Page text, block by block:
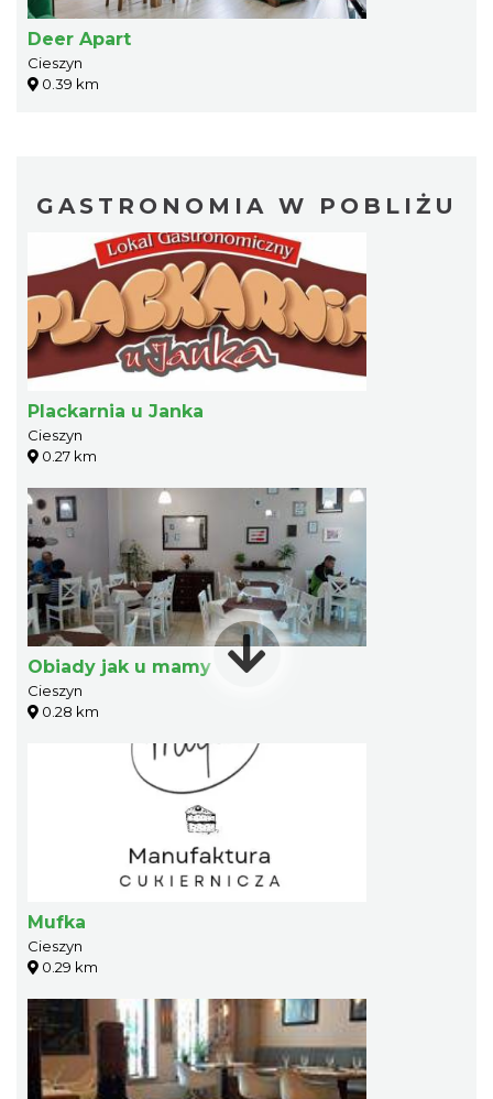
Deer Apart
Cieszyn
0.39 km
GASTRONOMIA W POBLIŻU
Plackarnia u Janka
Cieszyn
0.27 km
Obiady jak u mamy
Cieszyn
0.28 km
Mufka
Cieszyn
0.29 km